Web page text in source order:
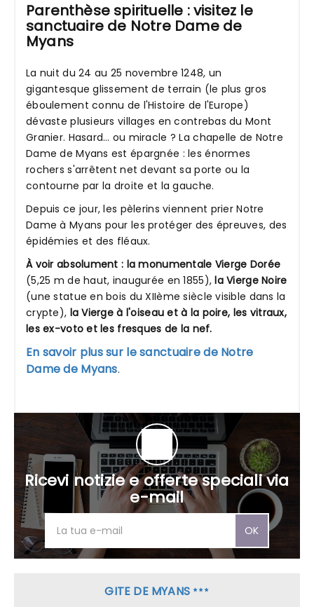
Parenthèse spirituelle : visitez le
sanctuaire de Notre Dame de
Myans
La nuit du 24 au 25 novembre 1248, un
gigantesque glissement de terrain (le plus gros
éboulement connu de l'Histoire de l'Europe)
dévaste plusieurs villages en contrebas du Mont
Granier. Hasard… ou miracle ? La chapelle de Notre
Dame de Myans est épargnée : les énormes
rochers s'arrêtent net devant sa porte ou la
contourne par la droite et la gauche.
Depuis ce jour, les pèlerins viennent prier Notre
Dame à Myans pour les protéger des épreuves, des
épidémies et des fléaux.
À voir absolument : la monumentale Vierge Dorée
(5,25 m de haut, inaugurée en 1855),la Vierge Noire
(une statue en bois du XIIème siècle visible dans la
crypte), la Vierge à l'oiseau et à la poire, les vitraux,
les ex-voto et les fresques de la nef.
En savoir plus sur le sanctuaire de Notre
Dame de Myans.
Ricevi notizie e offerte speciali via
e-mail
OK
GITE DE MYANS